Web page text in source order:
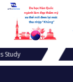
Study